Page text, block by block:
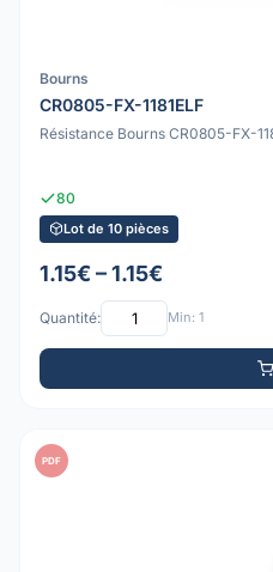
Bourns
CR0805-FX-1181ELF
Résistance Bourns CR0805-FX-
80
Lot de 10 pièces
1.15€ – 1.15€
Quantité: Min: 1
PDF